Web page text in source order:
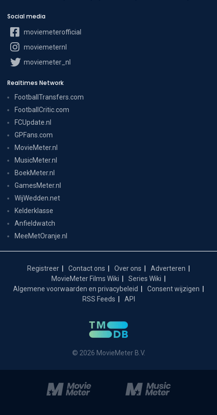
Social media
moviemeterofficial
moviemeternl
moviemeter_nl
Realtimes Network
FootballTransfers.com
FootballCritic.com
FCUpdate.nl
GPFans.com
MovieMeter.nl
MusicMeter.nl
BoekMeter.nl
GamesMeter.nl
WijWedden.net
Kelderklasse
Anfieldwatch
MeeMetOranje.nl
Registreer Contact ons Over ons
Adverteren
MovieMeter Films Wiki
Series Wiki
Algemene voorwaarden en privacybeleid
Consent wijzigen
RSS Feeds
API
© 2026 MovieMeter B.V.